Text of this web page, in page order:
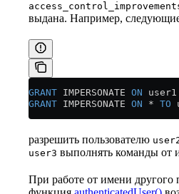
выдана. Например,
GRANT IMPERSONATE ON user1
GRANT IMPERSONATE ON * TO
разрешить пользователю
user3 выполнять команды от
При работе от имени другого